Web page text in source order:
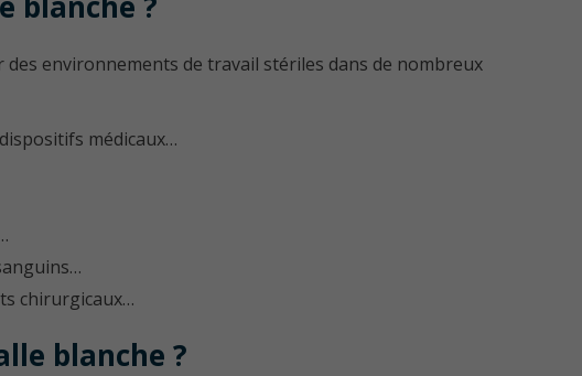
environnements de travail stériles dans de nombreux
médicaux…
chirurgicaux…
blanche ?